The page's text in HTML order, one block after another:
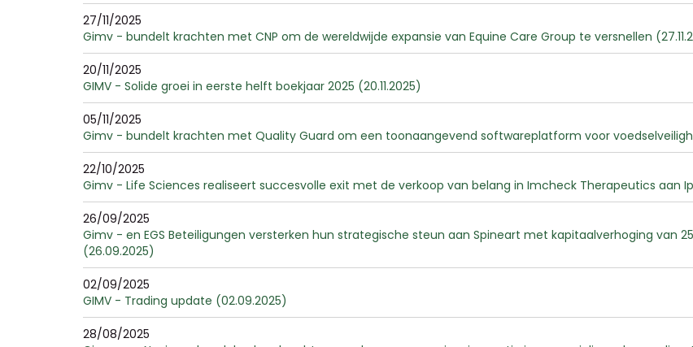
27/11/2025
Gimv - bundelt krachten met CNP om de wereldwijde expansie van Equine Care Group te versnellen
20/11/2025
GIMV - Solide groei in eerste helft boekjaar 2025 (20.11.2025)
05/11/2025
Gimv - bundelt krachten met Quality Guard om een toonaangevend softwareplatform voor
22/10/2025
Gimv - Life Sciences realiseert succesvolle exit met de verkoop van belang in Imcheck Therapeutics aan
26/09/2025
Gimv - en EGS Beteiligungen versterken hun strategische steun aan Spineart met kapitaalverhoging van
(26.09.2025)
02/09/2025
GIMV - Trading update (02.09.2025)
28/08/2025